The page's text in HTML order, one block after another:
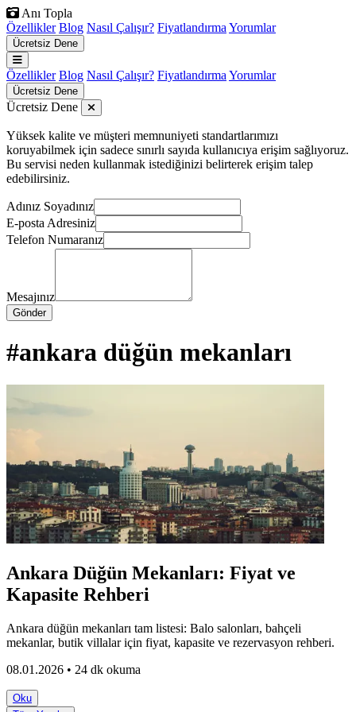
Anı Topla
Özellikler Blog Nasıl Çalışır? Fiyatlandırma Yorumlar
Ücretsiz Dene
Özellikler Blog Nasıl Çalışır? Fiyatlandırma Yorumlar
Ücretsiz Dene
Ücretsiz Dene
Yüksek kalite ve müşteri memnuniyeti standartlarımızı
koruyabilmek için sadece sınırlı sayıda kullanıcıya erişim sağlıyoruz.
Bu servisi neden kullanmak istediğinizi belirterek erişim talep
edebilirsiniz.
Adınız Soyadınız
E-posta Adresiniz
Telefon Numaranız
Mesajınız
Gönder
#ankara düğün mekanları
Ankara Düğün Mekanları: Fiyat ve
Kapasite Rehberi
Ankara düğün mekanları tam listesi: Balo salonları, bahçeli
mekanlar, butik villalar için fiyat, kapasite ve rezervasyon rehberi.
08.01.2026 • 24 dk okuma
Oku